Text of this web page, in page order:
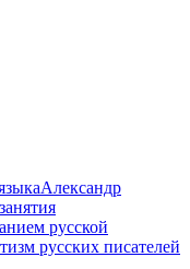
Александр
русской
русских писателей